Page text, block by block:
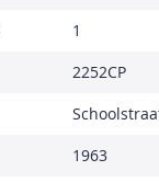
1
2252CP
1963